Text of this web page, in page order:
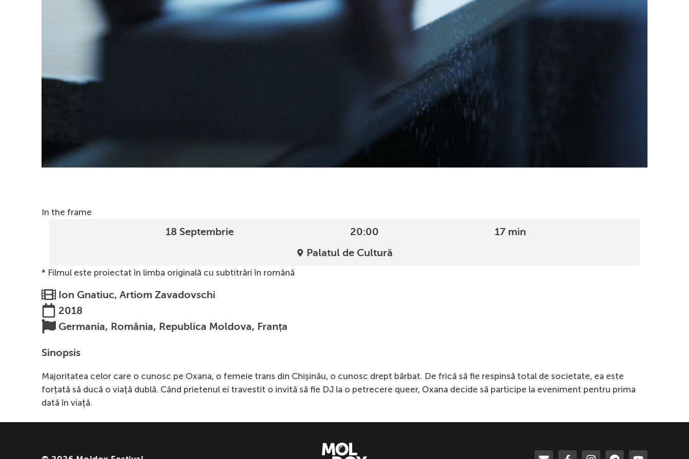
In the frame
18 Septembrie 20:00
17 min
Palatul de Cultură
* Filmul este proiectat în limba originală cu subtitrări în română
Ion Gnatiuc, Artiom Zavadovschi
2018
Germania, România, Republica Moldova, Franța
Sinopsis
Majoritatea celor care o cunosc pe Oxana, o femeie trans din Chişinău, o cunosc drept bărbat. De frică să fie respinsă total de societate, ea este
forţată să ducă o viaţă dublă. Când prietenul ei travestit o invită să fie DJ la o petrecere queer, Oxana decide să participe la eveniment pentru prima
dată în viaţă.